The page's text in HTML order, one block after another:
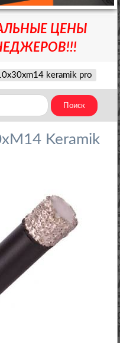
ЦЕНЫ
keramik pro
Keramik